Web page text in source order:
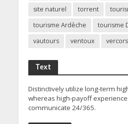
site naturel
torrent
tourisme Ardèche
tourisme
vautours
ventoux vercors
Text
Distinctively utilize long-term
whereas high-payoff
communicate 24/365.